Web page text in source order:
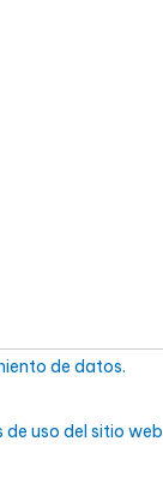
de datos.
uso del sitio web